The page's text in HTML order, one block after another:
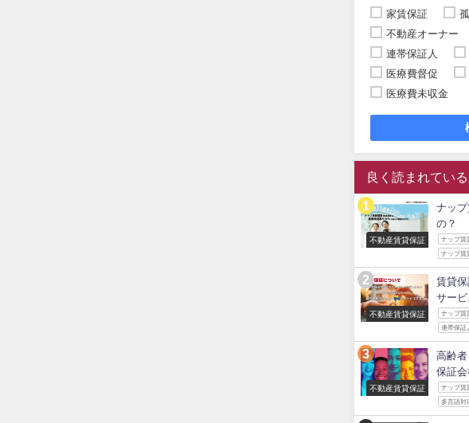
家賃保証
不動産オーナー
連帯保証人
医療費督促
医療費未収金
良く読まれてい
不動産賃貸保証
ナップ
の？
ナップ賃
ナップ賃
不動産賃貸保証
賃貸
サー
ナップ賃
連帯保証
不動産賃貸保証
高齢
保証
ナップ賃
多言語対